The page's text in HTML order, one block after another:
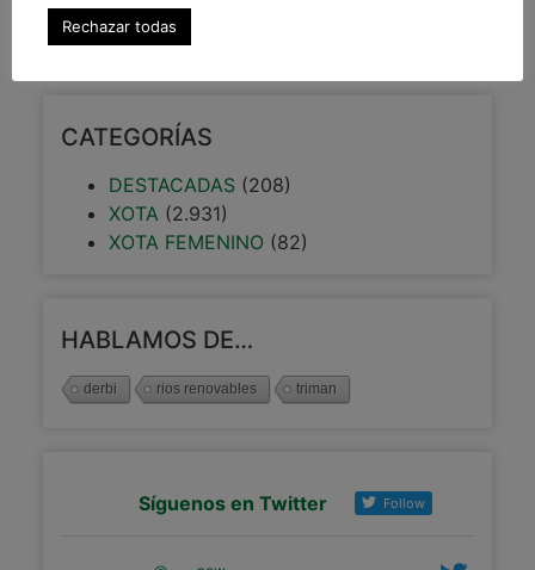
3 julio, 2019
CATEGORÍAS
DESTACADAS (208)
XOTA (2.931)
XOTA FEMENINO (82)
HABLAMOS DE…
derbi rios renovables triman
Síguenos en Twitter Follow
Rechazar todas